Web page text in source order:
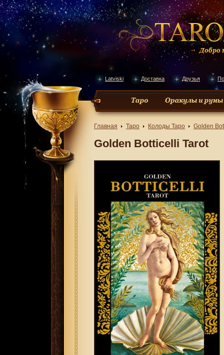
Latviski Доставка Друзья
Главная Таро Колоды Таро Golden
Golden Botticelli Tarot